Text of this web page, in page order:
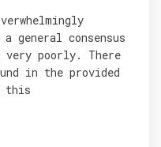
general consensus
poorly. There
in the provided
this